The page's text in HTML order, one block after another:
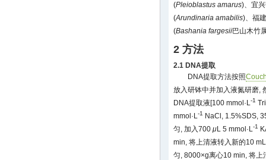
(Pleioblastus amarus)、宜
(Arundinaria amabilis)、福
(Bashania fargesii巴山木竹
2 方法
2.1 DNA提取
DNA提取方法按照
放入研钵中并加入液氮研磨,
DNA提取液[100 mmol·L-1
mmol·L-1
NaCl, 1.5%SDS,
匀, 加入700 μL 5 mmol·L-1
min, 将上清液转入新的10
匀, 8000×g离心10 min, 将上